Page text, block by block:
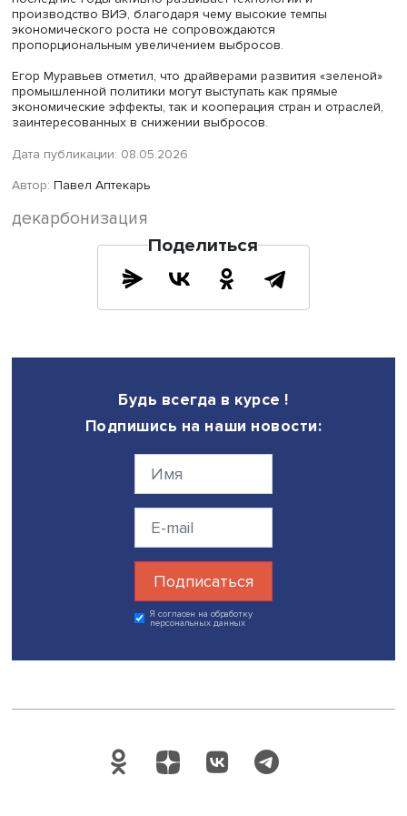
Он также подчеркнул, что в России значительный
может дать более активное внедрение
Подводя итоги дискуссии, Игорь Макаров отметил, что
при снижении выбросов в первую очередь
национальными интересами, включая задачи
развития и улучшения экологической ситуации.
По его мнению, России необходимо снижать
стимулирования передовых технологий. «Главным
инструментом декарбонизации отечественной
может стать диверсификация и развитие менее
отраслей», — подчеркнул он. Такой подход способен
объединить интересы сторонников экономического
технологического развития и экологической повестки.
результатов по сравнению с Китаем, который начал с
поддержки производителей ВИЭ и дополнил ее
цен на углерод. В результате в ЕС темпы
замедлились, тогда как в Китае этот процесс
около половины экономического роста.
При этом он подчеркнул, что значительную роль в
Китая сыграл эффект масштаба, и прямое
китайского опыта в других странах может быть
Отвечая на вопрос о роли Китая в добыче и
редкоземельных металлов, Игорь Макаров отметил, что
эффективность промышленной политики определяется
только ее качеством и объемом инвестиций, но и
Егор Муравьев отметил, что драйверами развития
промышленной политики могут выступать как прямые